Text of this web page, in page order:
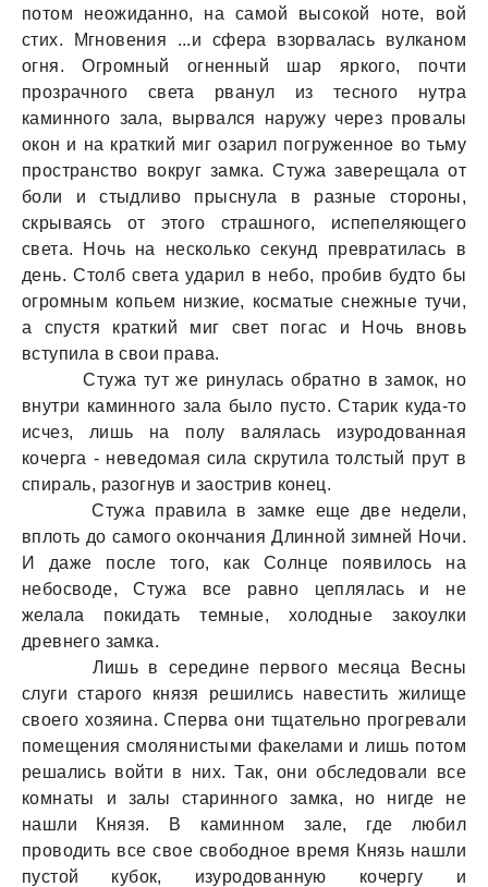
потом неожиданно, на самой высокой ноте, вой
стих. Мгновения ...и сфера взорвалась вулканом
огня. Огромный огненный шар яркого, почти
прозрачного света рванул из тесного нутра
каминного зала, вырвался наружу через провалы
окон и на краткий миг озарил погруженное во тьму
пространство вокруг замка. Стужа заверещала от
боли и стыдливо прыснула в разные стороны,
скрываясь от этого страшного, испепеляющего
света. Ночь на несколько секунд превратилась в
день. Столб света ударил в небо, пробив будто бы
огромным копьем низкие, косматые снежные тучи,
а спустя краткий миг свет погас и Ночь вновь
вступила в свои права.
Стужа тут же ринулась обратно в замок, но
внутри каминного зала было пусто. Старик куда-то
исчез, лишь на полу валялась изуродованная
кочерга - неведомая сила скрутила толстый прут в
спираль, разогнув и заострив конец.
Стужа правила в замке еще две недели,
вплоть до самого окончания Длинной зимней Ночи.
И даже после того, как Солнце появилось на
небосводе, Стужа все равно цеплялась и не
желала покидать темные, холодные закоулки
древнего замка.
Лишь в середине первого месяца Весны
слуги старого князя решились навестить жилище
своего хозяина. Сперва они тщательно прогревали
помещения смолянистыми факелами и лишь потом
решались войти в них. Так, они обследовали все
комнаты и залы старинного замка, но нигде не
нашли Князя. В каминном зале, где любил
проводить все свое свободное время Князь нашли
пустой кубок, изуродованную кочергу и